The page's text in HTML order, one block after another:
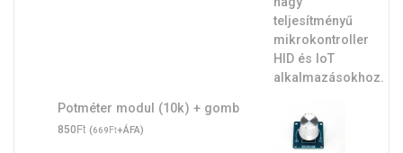
Potméter modul (10k) + gomb
850Ft (669Ft+ÁFA)